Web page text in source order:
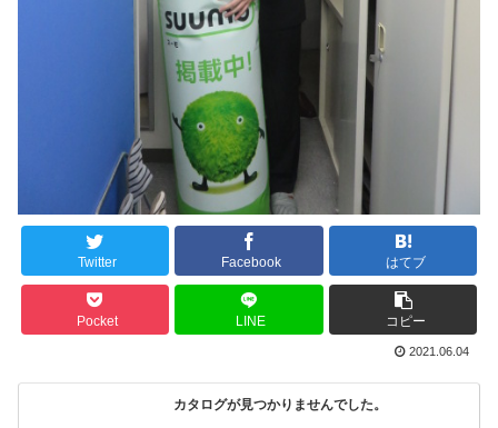
Twitter Facebook はてブ
Pocket LINE コピー
2021.06.04
カタログが見つかりませんでした。